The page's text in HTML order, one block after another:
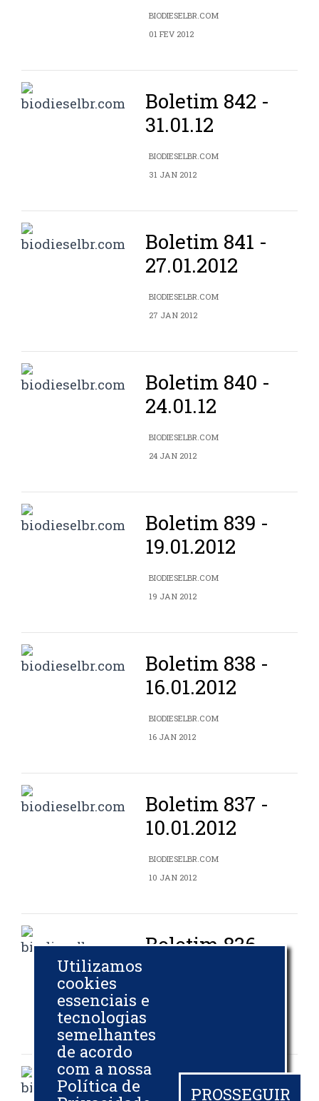
BIODIESELBR.COM
01 FEV 2012
Boletim 842 -
31.01.12
BIODIESELBR.COM
31 JAN 2012
Boletim 841 -
27.01.2012
BIODIESELBR.COM
27 JAN 2012
Boletim 840 -
24.01.12
BIODIESELBR.COM
24 JAN 2012
Boletim 839 -
19.01.2012
BIODIESELBR.COM
19 JAN 2012
Boletim 838 -
16.01.2012
BIODIESELBR.COM
16 JAN 2012
Boletim 837 -
10.01.2012
BIODIESELBR.COM
10 JAN 2012
Boletim 836 -
Boletim 835 -
Utilizamos
cookies
essenciais e
tecnologias
semelhantes
de acordo
com a nossa
Política de
PROSSEGUIR